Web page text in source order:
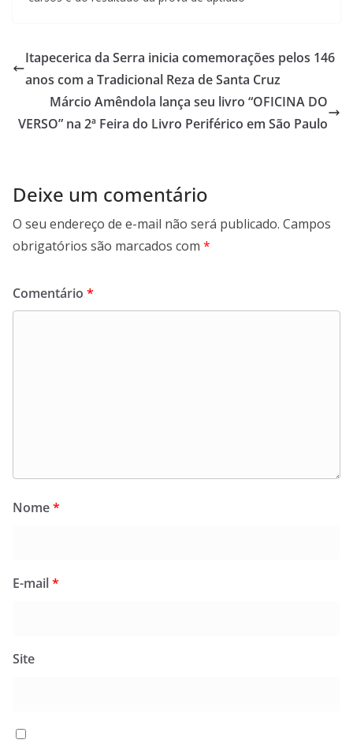
Itapecerica da Serra inicia comemorações pelos 146
anos com a Tradicional Reza de Santa Cruz
Márcio Amêndola lança seu livro “OFICINA DO
VERSO” na 2ª Feira do Livro Periférico em São Paulo
Deixe um comentário
O seu endereço de e-mail não será publicado. Campos
obrigatórios são marcados com *
Comentário *
Nome*
E-mail*
Site